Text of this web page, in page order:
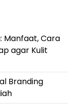
Manfaat, Cara
agar Kulit
Branding